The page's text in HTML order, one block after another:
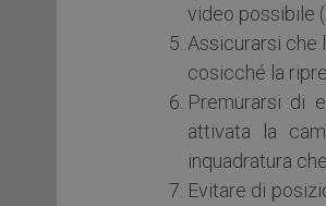
video possibile
Assicurarsi che
cosicché la
Premurarsi di
attivata la
inquadratura
Evitare di